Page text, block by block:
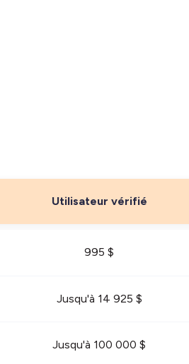
Utilisateur vérifié
995 $
Jusqu'à 14 925 $
Jusqu'à 100 000 $